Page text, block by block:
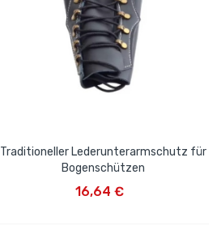
Traditioneller Lederunterarmschutz für
Bogenschützen
16,64 €